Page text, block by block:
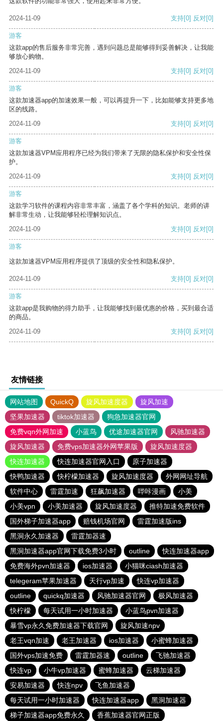
2024-11-09 支持[0] 反对[0]
游客
这款app的售后服务非常完善，遇到问题总是能够得到妥善解决，让我能
够放心购物。
2024-11-09
支持[0] 反对[0]
游客
这款加速器app的加速效果一般，可以再提升一下，比如能够支持更多地
区的线路。
2024-11-09
支持[0] 反对[0]
游客
这款加速器VPM应用程序已经为我们带来了无限的隐私保护和安全性保
护。
2024-11-09
支持[0] 反对[0]
游客
这款学习软件的课程内容非常丰富，涵盖了各个学科的知识。老师的讲
解非常生动，让我能够轻松理解知识点。
2024-11-09
支持[0] 反对[0]
游客
这款加速器VPM应用程序提供了顶级的安全性和隐私保护。
2024-11-09 支持[0] 反对[0]
游客
这款app是我购物的得力助手，让我能够找到最优惠的价格，买到最合适
的商品。
2024-11-09
支持[0] 反对[0]
友情链接
网站地图 QuickQ 旋风加速度器
旋风加速
坚果加速器
tiktok加速器
狗急加速器官网
免费vqn外网加速
小蓝鸟 优途加速器官网
风驰加速器
旋风加速器
免费vps加速器外网苹果版
旋风加速度器
快连加速器
快连加速器官网入口
原子加速器
快鸭加速器
快柠檬加速器 旋风加速度器
外网网址导航
软件中心
雷霆加速 狂飙加速器 哔咔漫画
小美
小美vpn
小美加速器 旋风加速度器
推特加速免费软件
国外梯子加速器app
赔钱机场官网
雷霆加速版ins
黑洞永久加速器
雷霆加器速
黑洞加速器app官网下载免费3小时
outline
快连加速器app
免费海外pvn加速器
ios加速器
小猫咪ciash加速器
telegeram苹果加速器
天行vp加速
快连vp加速器
outline
quickq加速器 风驰加速器官网
极风加速器
快柠檬
每天试用一小时加速器
小蓝鸟pvn加速器
暴雪vp永久免费加速器下载官网
旋风加速npv
老王vqn加速
老王加速器 ios加速器
小蜜蜂加速器
国外vps加速免费
雷霆加器速 outline
飞驰加速器
快连vp
小牛vp加速器 蜜蜂加速器
云梯加速器
安易加速器
快连npv
飞鱼加速器
每天试用一小时加速器
快连加速器app
黑洞加速器
梯子加速器app免费永久
香蕉加速器官网正版